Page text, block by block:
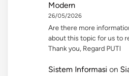
Modern
26/05/2026
Are there more
about this topic for us to
Thank you, Regard PUTI
Sistem Informasi on